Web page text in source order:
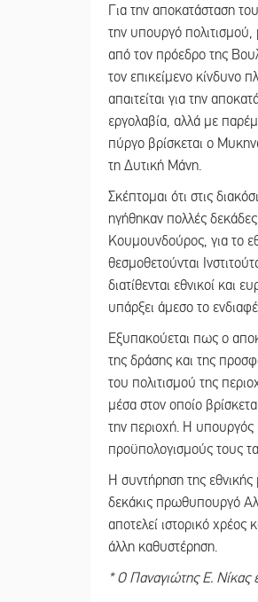
Για την αποκατάσταση
την υπουργό πολιτισμού,
από τον πρόεδρο της
τον επικείμενο κίνδυνο
απαιτείται για την
εργολαβία, αλλά με
πύργο βρίσκεται ο
τη Δυτική Μάνη.
Σκέπτομαι ότι στις
ηγήθηκαν πολλές
Κουμουνδούρος, για το
θεσμοθετούνται
διατίθενται εθνικοί και
υπάρξει άμεσο το
Εξυπακούεται πως ο
της δράσης και της
του πολιτισμού της
μέσα στον οποίο
την περιοχή. Η
προϋπολογισμούς τους
Η συντήρηση της
δεκάκις πρωθυπουργό
αποτελεί ιστορικό
άλλη καθυστέρηση.
* Ο Παναγιώτης Ε. Νίκας